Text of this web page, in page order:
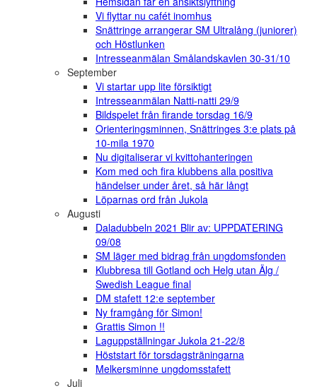
Vi flyttar nu cafét inomhus
Snättringe arrangerar SM Ultralång (juniorer)
och Höstlunken
Intresseanmälan Smålandskavlen 30-31/10
September
Vi startar upp lite försiktigt
Intresseanmälan Natti-natti 29/9
Bildspelet från firande torsdag 16/9
Orienteringsminnen, Snättringes 3:e plats på
10-mila 1970
Nu digitaliserar vi kvittohanteringen
Kom med och fira klubbens alla positiva
händelser under året, så här långt
Löparnas ord från Jukola
Augusti
Daladubbeln 2021 Blir av: UPPDATERING
09/08
SM läger med bidrag från ungdomsfonden
Klubbresa till Gotland och Helg utan Älg /
Swedish League final
DM stafett 12:e september
Ny framgång för Simon!
Grattis Simon !!
Laguppställningar Jukola 21-22/8
Höststart för torsdagsträningarna
Melkersminne ungdomsstafett
Juli